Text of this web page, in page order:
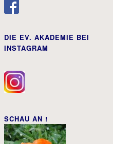
DIE EV. AKADEMIE BEI
INSTAGRAM
SCHAU AN !